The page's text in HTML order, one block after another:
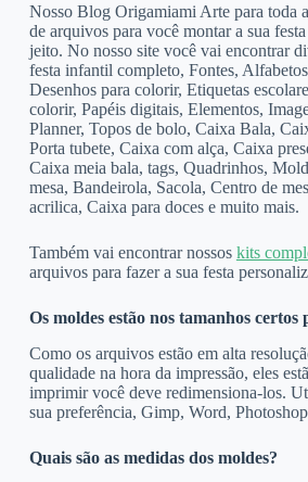
Nosso Blog Origamiami Arte para toda
de arquivos para você montar a sua
jeito. No nosso site você vai encontrar
festa infantil completo, Fontes,
Desenhos para colorir, Etiquetas
colorir, Papéis digitais, Elementos,
Planner, Topos de bolo, Caixa Bala,
Porta tubete, Caixa com alça, Caixa
Caixa meia bala, tags, Quadrinhos,
mesa, Bandeirola, Sacola, Centro de
acrilica, Caixa para doces e muito mais.
Também vai encontrar nossos kits
arquivos para fazer a sua festa
Os moldes estão nos tamanhos
Como os arquivos estão em alta
qualidade na hora da impressão, eles
imprimir você deve redimensiona-los.
sua preferência, Gimp, Word,
Quais são as medidas dos moldes?